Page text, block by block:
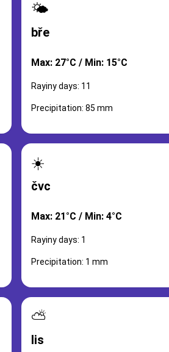
🌤️
bře
Max: 27°C / Min: 15°C
Rayiny days: 11
Precipitation: 85 mm
☀️
čvc
Max: 21°C / Min: 4°C
Rayiny days: 1
Precipitation: 1 mm
⛅
lis